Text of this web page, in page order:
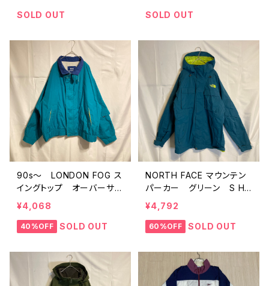
SOLD OUT
SOLD OUT
90s〜 LONDON FOG ス
イングトップ オーバーサイ
ズ グリーン
¥4,068
40%OFF SOLD OUT
NORTH FACE マウンテン
パーカー グリーン S HY
VENT
¥4,792
60%OFF SOLD OUT